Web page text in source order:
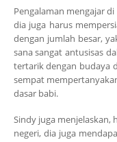
Pengalaman mengajar
dia juga harus
dengan jumlah besar,
sana sangat antusisas
tertarik dengan budaya
sempat
dasar babi.
Sindy juga
negeri, dia juga